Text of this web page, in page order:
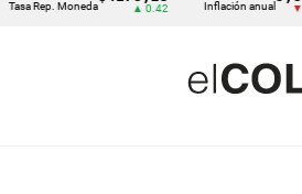
Moneda ▲ 0.42 Inflación anual ▼ 0.12